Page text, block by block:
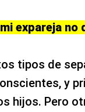
expareja no
tipos de
y
hijos. Pero